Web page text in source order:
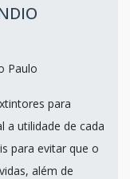
Paulo
para
a utilidade de cada
para evitar que o
além de